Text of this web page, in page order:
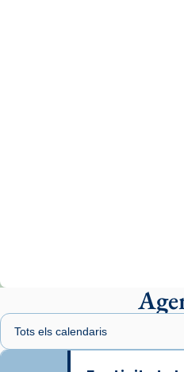
Arquebisbat de
2 weeks ago
Memòria de les
Semproniana, verges